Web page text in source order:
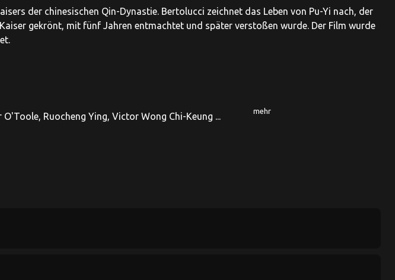
der chinesischen Qin-Dynastie. Bertolucci zeichnet das Leben von Pu-Yi nach, der
gekrönt, mit fünf Jahren entmachtet und später verstoßen wurde. Der Film wurde
O'Toole, Ruocheng Ying, Victor Wong Chi-Keung ...
mehr